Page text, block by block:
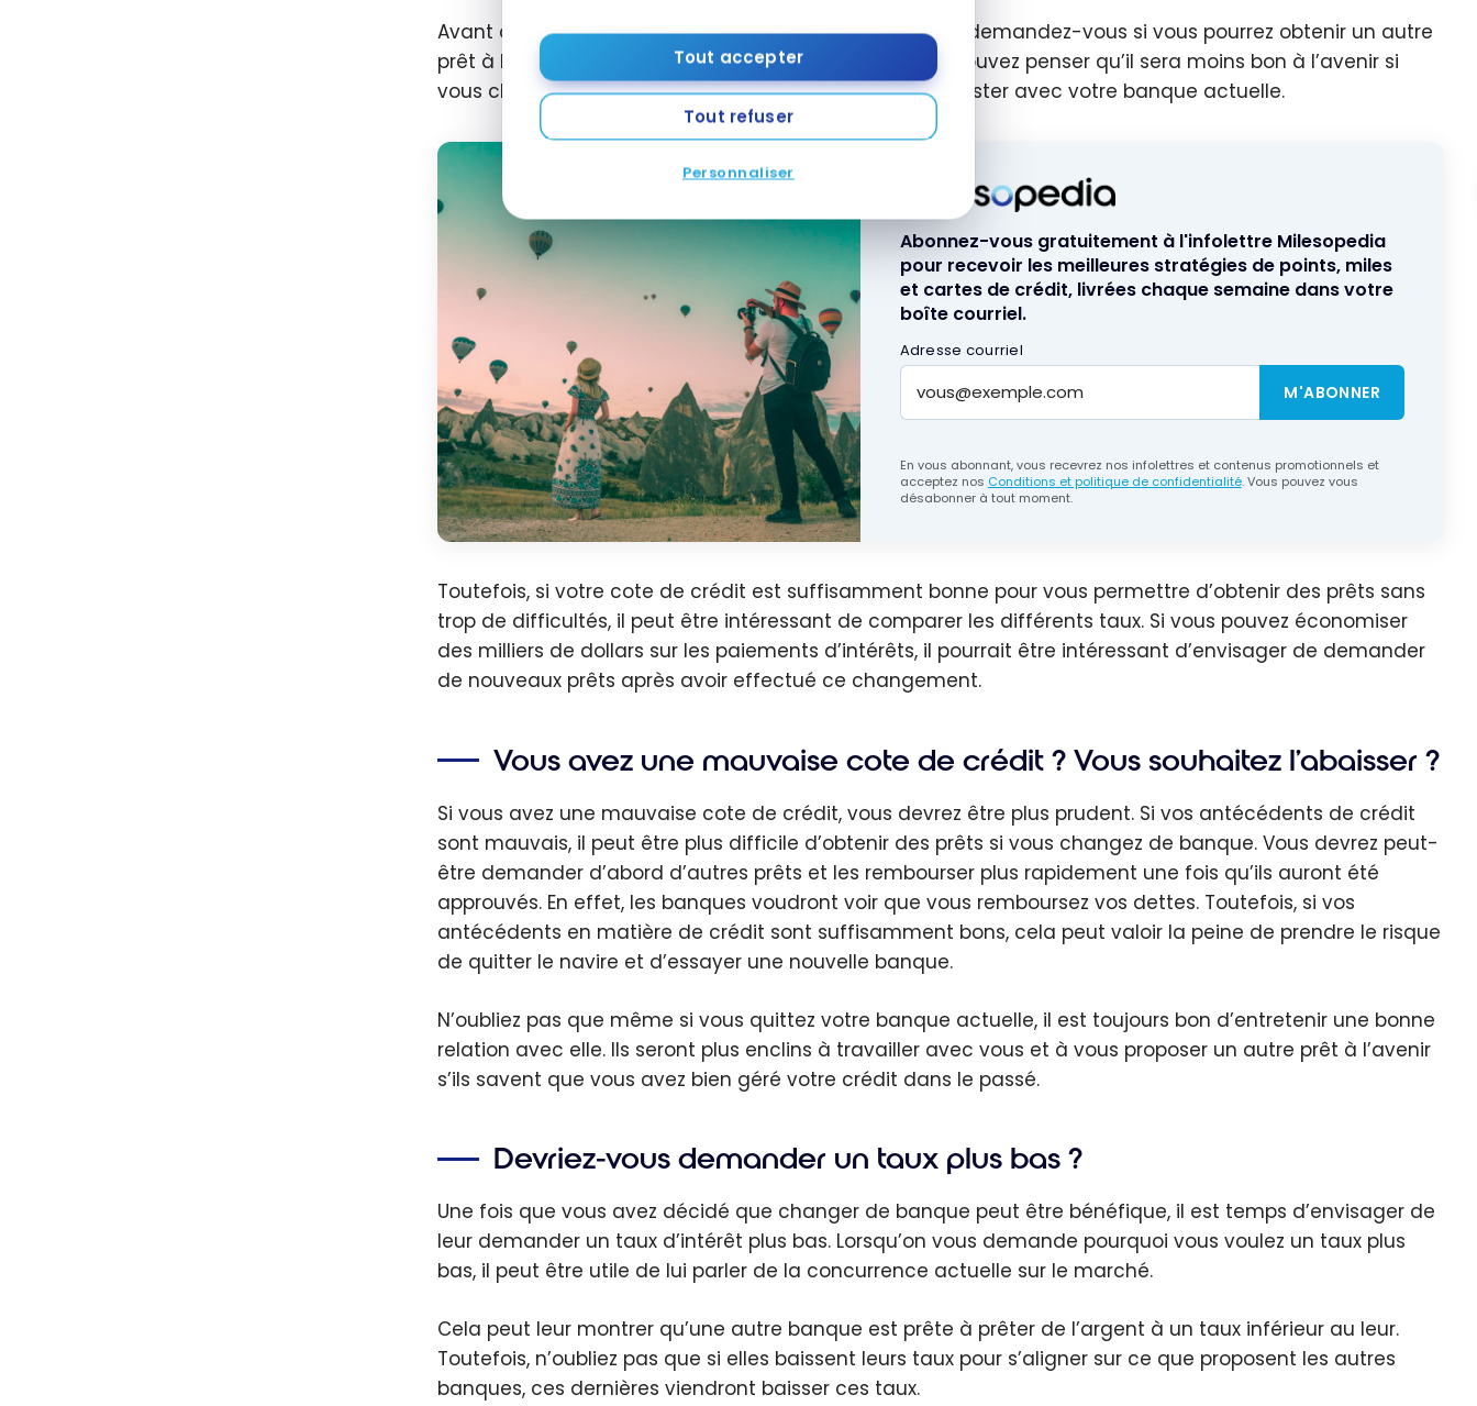
Tout accepter
Tout refuser
Personnaliser
Avant de partir à la recherche d’une meilleure banque, demandez-vous si vous pourrez obtenir un autre
prêt à l’avenir. Si votre score de crédit est faible, vous pouvez penser qu’il sera moins bon à l’avenir si
vous changez de banque. Si c’est le cas, vous devriez rester avec votre banque actuelle.
Abonnez-vous gratuitement à l'infolettre Milesopedia
pour recevoir les meilleures stratégies de points, miles
et cartes de crédit, livrées chaque semaine dans votre
boîte courriel.
Adresse courriel
M'ABONNER
En vous abonnant, vous recevrez nos infolettres et contenus promotionnels et
acceptez nos Conditions et politique de confidentialité. Vous pouvez vous
désabonner à tout moment.
Toutefois, si votre cote de crédit est suffisamment bonne pour vous permettre d’obtenir des prêts sans
trop de difficultés, il peut être intéressant de comparer les différents taux. Si vous pouvez économiser
des milliers de dollars sur les paiements d’intérêts, il pourrait être intéressant d’envisager de demander
de nouveaux prêts après avoir effectué ce changement.
Vous avez une mauvaise cote de crédit ? Vous souhaitez l'abaisser ?
Si vous avez une mauvaise cote de crédit, vous devrez être plus prudent. Si vos antécédents de crédit
sont mauvais, il peut être plus difficile d’obtenir des prêts si vous changez de banque. Vous devrez peut-
être demander d’abord d’autres prêts et les rembourser plus rapidement une fois qu’ils auront été
approuvés. En effet, les banques voudront voir que vous remboursez vos dettes. Toutefois, si vos
antécédents en matière de crédit sont suffisamment bons, cela peut valoir la peine de prendre le risque
de quitter le navire et d’essayer une nouvelle banque.
N’oubliez pas que même si vous quittez votre banque actuelle, il est toujours bon d’entretenir une bonne
relation avec elle. Ils seront plus enclins à travailler avec vous et à vous proposer un autre prêt à l’avenir
s’ils savent que vous avez bien géré votre crédit dans le passé.
Devriez-vous demander un taux plus bas ?
Une fois que vous avez décidé que changer de banque peut être bénéfique, il est temps d’envisager de
leur demander un taux d’intérêt plus bas. Lorsqu’on vous demande pourquoi vous voulez un taux plus
bas, il peut être utile de lui parler de la concurrence actuelle sur le marché.
Cela peut leur montrer qu’une autre banque est prête à prêter de l’argent à un taux inférieur au leur.
Toutefois, n’oubliez pas que si elles baissent leurs taux pour s’aligner sur ce que proposent les autres
banques, ces dernières viendront baisser ces taux.